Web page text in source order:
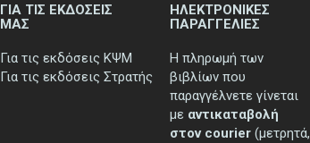
ΓΙΑ ΤΙΣ ΕΚΔΟΣΕΙΣ
ΜΑΣ
Για τις εκδόσεις ΚΨΜ
Για τις εκδόσεις Στρατής
ΗΛΕΚΤΡΟΝΙΚΕΣ
ΠΑΡΑΓΓΕΛΙΕΣ
Η πληρωμή των
βιβλίων που
παραγγέλνετε γίνεται
με αντικαταβολή
στον courier (μετρητά,